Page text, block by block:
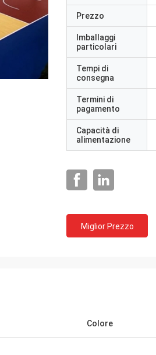
Prezzo
Imballaggi
particolari
Tempi di
consegna
Termini di
pagamento
Capacità di
alimentazione
Miglior Prezzo
Colore